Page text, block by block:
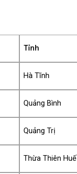
Tỉnh
Hà Tĩnh
Quảng Bình
Quảng Trị
Thừa Thiên Huế